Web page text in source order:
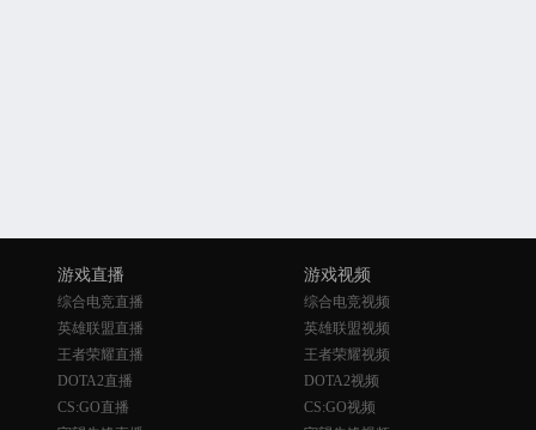
游戏直播
综合电竞直播
英雄联盟直播
王者荣耀直播
DOTA2直播
CS:GO直播
游戏视频
综合电竞视频
英雄联盟视频
王者荣耀视频
DOTA2视频
CS:GO视频